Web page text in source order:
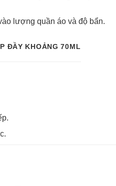
lượng quần áo và độ bẩn.
ĐẦY KHOẢNG 70ML